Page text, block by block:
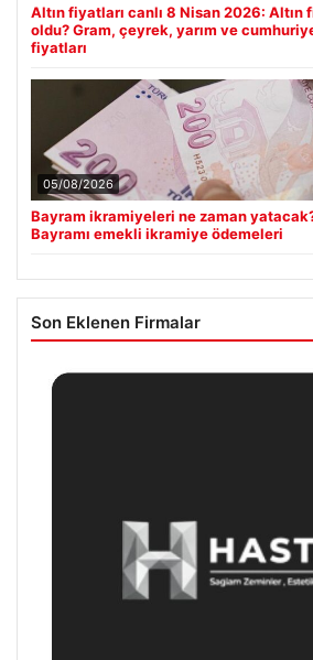
Altın fiyatları canlı 8 Nisan 2026: Altın
oldu? Gram, çeyrek, yarım ve
fiyatları
05/08/2026
Bayram ikramiyeleri ne zaman
Bayramı emekli ikramiye ödemeleri
Son Eklenen Firmalar